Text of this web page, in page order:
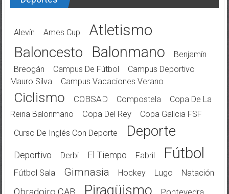
Alevín Ames Cup Atletismo
Baloncesto Balonmano
Benjamín
Breogán
Campus De Fútbol
Campus Deportivo
Mauro Silva
Campus Vacaciones Verano
Ciclismo COBSAD Compostela
Copa De La
Reina Balonmano
Copa Del Rey
Copa Galicia FSF
Curso De Inglés Con Deporte
Deporte
Deportivo Derbi El Tiempo Fabril Fútbol
Fútbol Sala Gimnasia Hockey Lugo Natación
Obradoiro CAB Piragüismo
Pontevedra